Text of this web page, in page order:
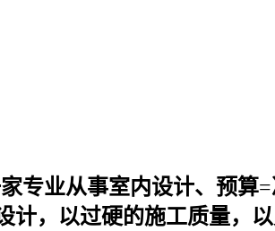
专业从事室内设计、预算=
，以过硬的施工质量，